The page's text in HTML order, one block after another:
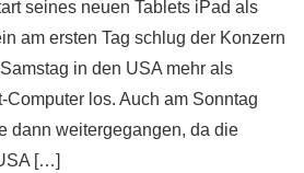
seines neuen Tablets iPad als
am ersten Tag schlug der Konzern
in den USA mehr als
Computer los. Auch am Sonntag
dann weitergegangen, da die
[…]